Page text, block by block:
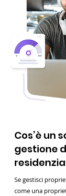
Cos’è un
gestione
Se gestisci
come una